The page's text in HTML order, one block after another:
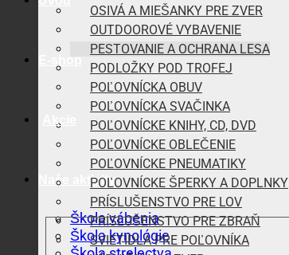
E-shop
Akcie
Naše aktivity
Škola vábenia
Škola kynológie
OSIVÁ A MIEŠANKY PRE ZVER
OUTDOOROVÉ VYBAVENIE
PESTOVANIE A OCHRANA LESA
PODLOŽKY POD TROFEJ
POĽOVNÍCKA OBUV
POĽOVNÍCKA SVAČINKA
POĽOVNÍCKE KNIHY, CD, DVD
POĽOVNÍCKE OBLEČENIE
POĽOVNÍCKE PNEUMATIKY
POĽOVNÍCKE ŠPERKY A DOPLNKY
PRÍSLUŠENSTVO PRE LOV
PRÍSLUŠENSTVO PRE ZBRAŇ
SVIETIDLÁ PRE POĽOVNÍKA